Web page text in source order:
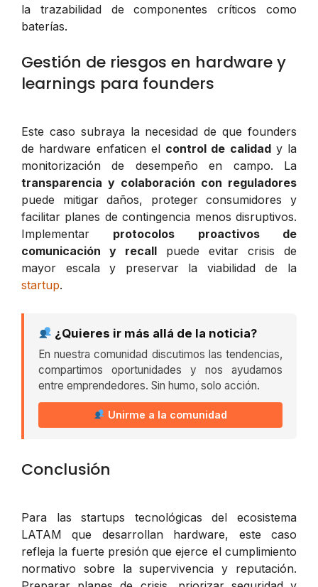
la trazabilidad de componentes críticos como
baterías.
Gestión de riesgos en hardware y
learnings para founders
Este caso subraya la necesidad de que founders
de hardware enfaticen el control de calidady la
monitorización de desempeño en campo. La
transparencia y colaboración con reguladores
puede mitigar daños, proteger consumidores y
facilitar planes de contingencia menos disruptivos.
Implementar protocolos proactivos de
comunicación y recall puede evitar crisis de
mayor escala y preservar la viabilidad de la
startup.
¿Quieres ir más allá de la noticia?
En nuestra comunidad discutimos las tendencias,
compartimos oportunidades y nos ayudamos
entre emprendedores. Sin humo, solo acción.
Unirme a la comunidad
Conclusión
Para las startups tecnológicas del ecosistema
LATAM que desarrollan hardware, este caso
refleja la fuerte presión que ejerce el cumplimiento
normativo sobre la supervivencia y reputación.